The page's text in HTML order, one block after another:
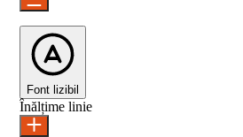
Font lizibil
Înălțime linie